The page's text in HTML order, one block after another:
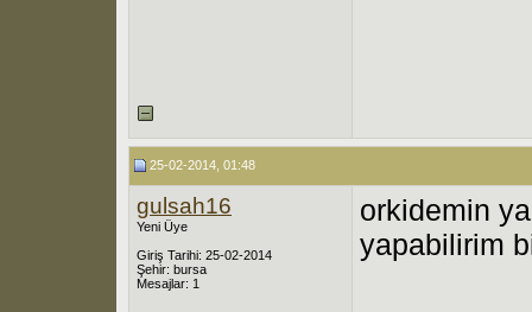
25-02-2014, 01:48
gulsah16
Yeni Üye
Giriş Tarihi: 25-02-2014
Şehir: bursa
Mesajlar: 1
orkidemin
yapabilirim